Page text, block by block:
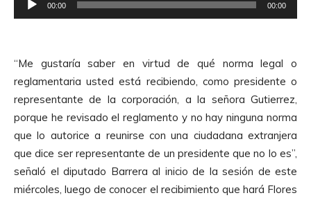
e
o
d
u
c
t
o
r
d
00:00 00:00
“Me gustaría saber en virtud de qué norma legal o
reglamentaria usted está recibiendo, como presidente o
representante de la corporación, a la señora Gutierrez,
porque he revisado el reglamento y no hay ninguna norma
que lo autorice a reunirse con una ciudadana extranjera
que dice ser representante de un presidente que no lo es”,
señaló el diputado Barrera al inicio de la sesión de este
miércoles, luego de conocer el recibimiento que hará Flores